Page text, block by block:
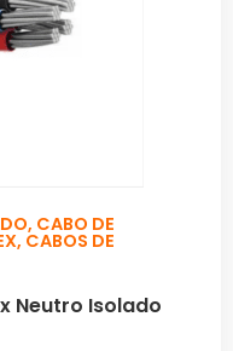
, CABO DE
, CABOS DE
Neutro Isolado